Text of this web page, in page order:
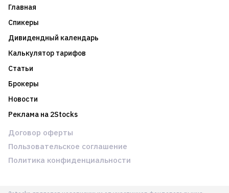
Главная
Спикеры
Дивидендный календарь
Калькулятор тарифов
Статьи
Брокеры
Новости
Реклама на 2Stocks
Договор оферты
Пользовательское соглашение
Политика конфиденциальности